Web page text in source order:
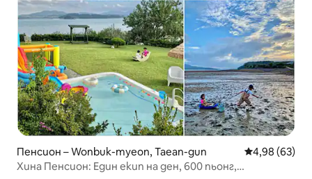
Пенсион – Wonbuk-myeon, Taean-gun Средна
4,98 (63)
Хина Пенсион: Един екип на ден, 600 пьонг,